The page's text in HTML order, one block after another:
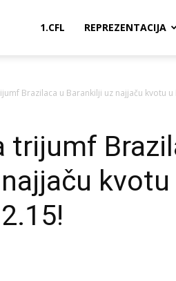
1.CFL REPREZENTACIJA
Brazilaca u Barankilji uz najjaču kvotu u
trijumf
kvotu